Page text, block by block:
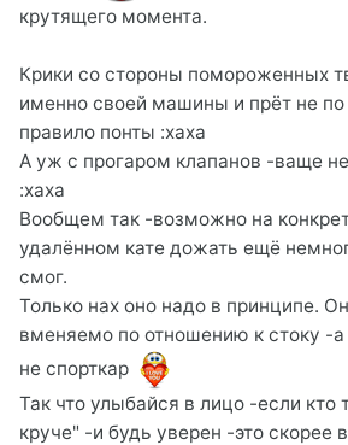
крутящего момента.
Крики со стороны помороженных
именно своей машины и прёт не по
правило понты :xaxa
А уж с прогаром клапанов -ваще
:xaxa
Вообщем так -возможно на
удалённом кате дожать ещё
смог.
Только нах оно надо в принципе.
вменяемо по отношению к стоку -
не спорткар
Так что улыбайся в лицо -если кто
круче" -и будь уверен -это скорее